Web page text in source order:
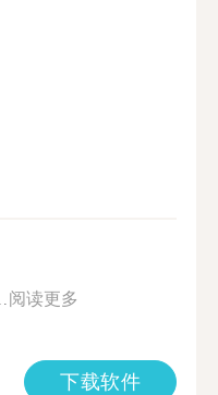
阅读更多
下载软件